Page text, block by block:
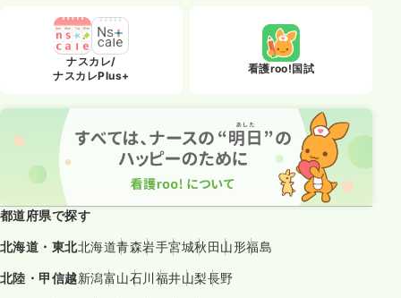
ナスカレ/
ナスカレPlus+
看護roo!国試
都道府県で探す
北海道・東北北海道青森岩手宮城秋田山形福島
北陸・甲信越新潟富山石川福井山梨長野